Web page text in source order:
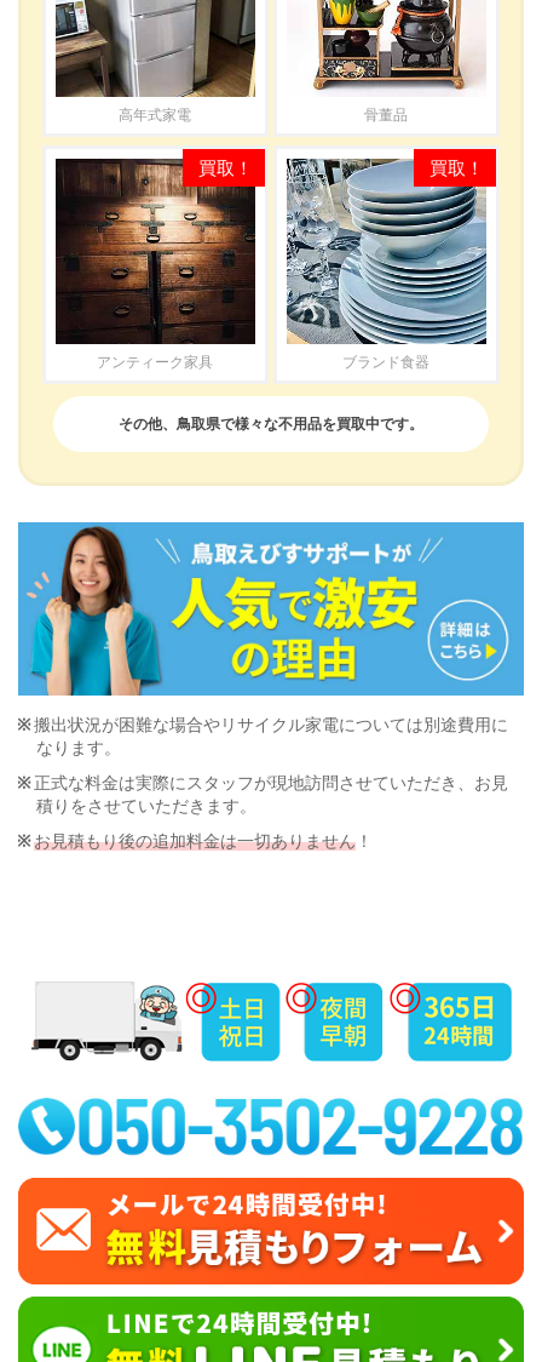
高年式家電 骨董品
アンティーク家具 ブランド食器
その他、鳥取県で様々な不用品を買取中です。
搬出状況が困難な場合やリサイクル家電については別途費用に
なります。
正式な料金は実際にスタッフが現地訪問させていただき、お見
積りをさせていただきます。
お見積もり後の追加料金は一切ありません！